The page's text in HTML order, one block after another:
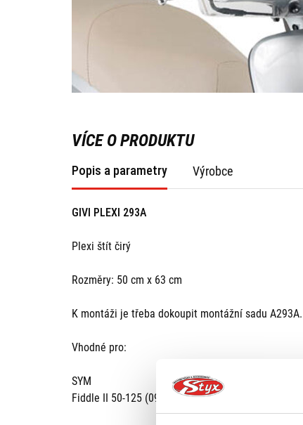
VÍCE O PRODUKTU
Popis a parametry Výrobce
GIVI PLEXI 293A
Plexi štít čirý
Rozměry: 50 cm x 63 cm
K montáži je třeba dokoupit montážní sadu A293A.
Vhodné pro:
SYM
Fiddle II 50-125 (09 > 14) / Sym II 50-125 (15 > 19)